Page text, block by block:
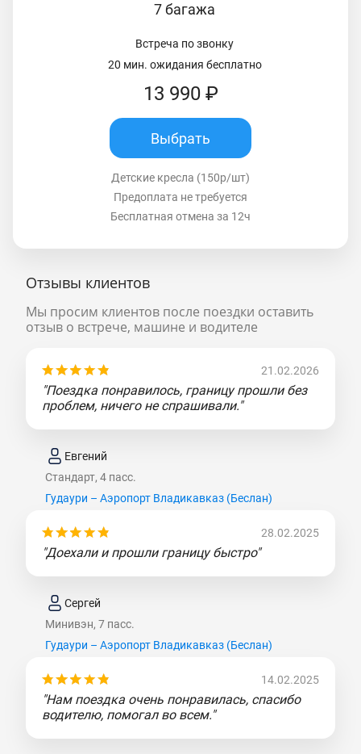
7 багажа
Встреча по звонку
20 мин. ожидания бесплатно
13 990 ₽
Выбрать
Детские кресла (150р/шт)
Предоплата не требуется
Бесплатная отмена за 12ч
Отзывы клиентов
Мы просим клиентов после поездки оставить
отзыв о встрече, машине и водителе
21.02.2026
"Поездка понравилось, границу прошли без
проблем, ничего не спрашивали."
Евгений
Стандарт, 4 пасс.
Гудаури – Аэропорт Владикавказ (Беслан)
28.02.2025
"Доехали и прошли границу быстро"
Сергей
Минивэн, 7 пасс.
Гудаури – Аэропорт Владикавказ (Беслан)
14.02.2025
"Нам поездка очень понравилась, спасибо
водителю, помогал во всем."